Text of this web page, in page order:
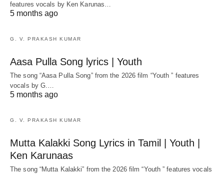
features vocals by Ken Karunas…
5 months ago
G. V. PRAKASH KUMAR
Aasa Pulla Song lyrics | Youth
The song “Aasa Pulla Song” from the 2026 film “Youth ” features
vocals by G.…
5 months ago
G. V. PRAKASH KUMAR
Mutta Kalakki Song Lyrics in Tamil | Youth |
Ken Karunaas
The song “Mutta Kalakki” from the 2026 film “Youth ” features vocals